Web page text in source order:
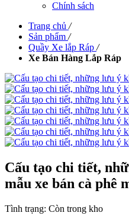
Chính sách
Trang chủ /
Sản phẩm /
Quầy Xe lắp Ráp /
Xe Bán Hàng Lắp Ráp
Cấu tạo chi tiết,
mẫu xe bán cà phê
Tình trạng: Còn trong kho